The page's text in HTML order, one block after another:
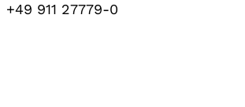
+49 911 27779-0